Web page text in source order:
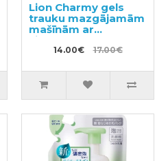
Lion Charmy gels
trauku mazgājamām
mašīnām ar
citronmētras
aromātu, pildviela
14.00€ 17.00€